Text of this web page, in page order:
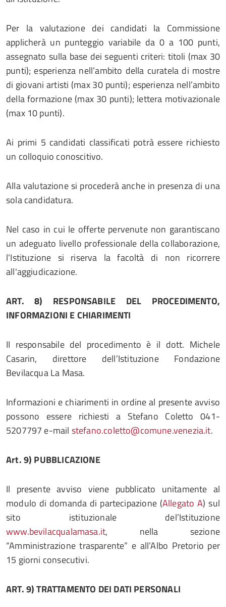
Per la valutazione dei candidati la Commissione
applicherà un punteggio variabile da 0 a 100 punti,
assegnato sulla base dei seguenti criteri: titoli (max 30
punti); esperienza nell’ambito della curatela di mostre
di giovani artisti (max 30 punti); esperienza nell’ambito
della formazione (max 30 punti); lettera motivazionale
(max 10 punti).
Ai primi 5 candidati classificati potrà essere richiesto
un colloquio conoscitivo.
Alla valutazione si procederà anche in presenza di una
sola candidatura.
Nel caso in cui le offerte pervenute non garantiscano
un adeguato livello professionale della collaborazione,
l’Istituzione si riserva la facoltà di non ricorrere
all'aggiudicazione.
ART. 8) RESPONSABILE DEL
PROCEDIMENTO,
INFORMAZIONI E CHIARIMENTI
II responsabile del procedimento è il dott. Michele
Casarin, direttore dell’Istituzione Fondazione
Bevilacqua La Masa.
Informazioni e chiarimenti in ordine al presente avviso
possono essere richiesti a Stefano Coletto 041-
5207797 e-mail stefano.coletto@comune.venezia.it.
Art. 9) PUBBLICAZIONE
Il presente avviso viene pubblicato unitamente al
modulo di domanda di partecipazione (Allegato A) sul
sito istituzionale del’Istituzione
www.bevilacqualamasa.it, nella sezione
“Amministrazione trasparente” e all’Albo Pretorio per
15 giorni consecutivi.
ART.9) TRATTAMENTO DEI DATI PERSONALI